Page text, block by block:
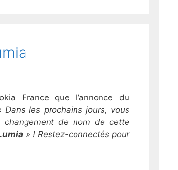
France que l’annonce du
Dans les prochains jours, vous
changement de nom de cette
» ! Restez-connectés pour